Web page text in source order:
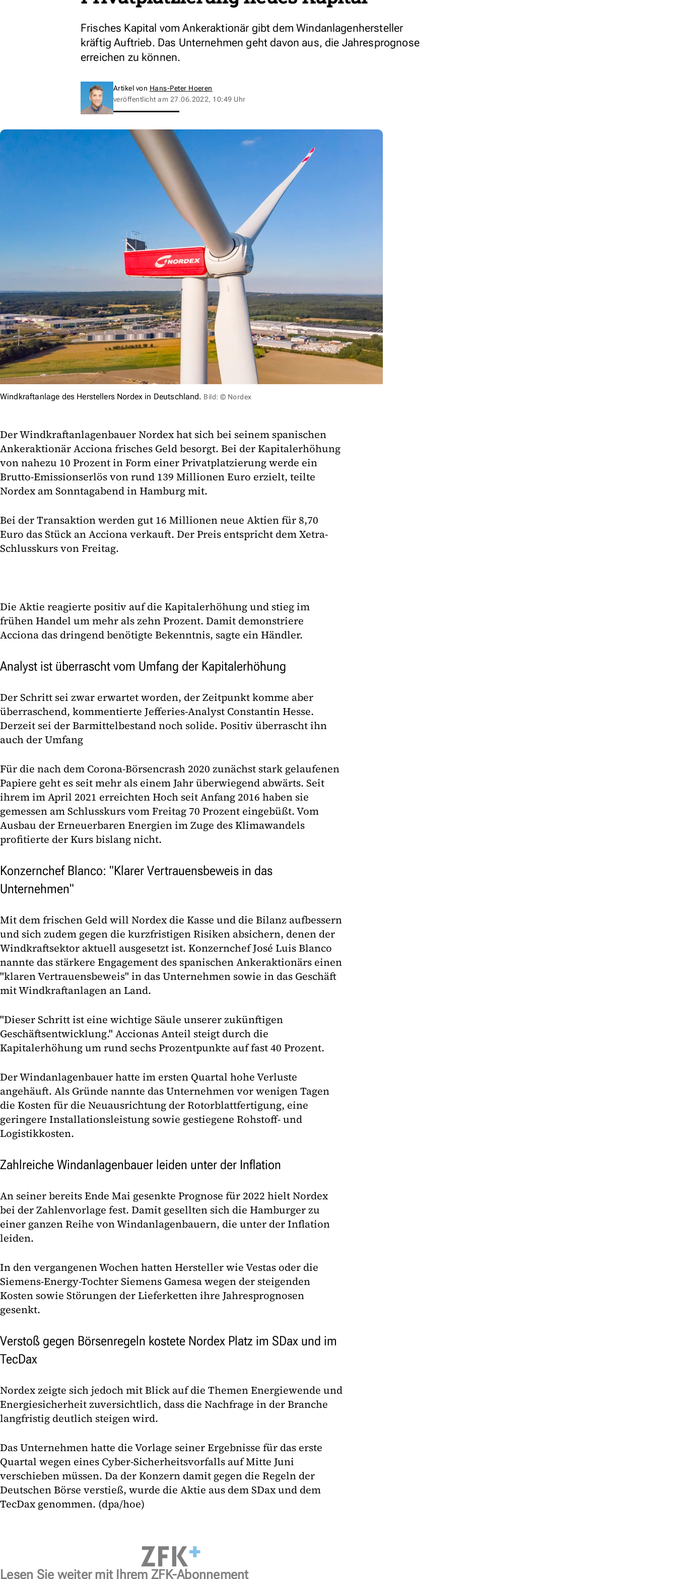
Frisches Kapital vom Ankeraktionär gibt dem Windanlagenhersteller
kräftig Auftrieb. Das Unternehmen geht davon aus, die Jahresprognose
erreichen zu können.
Artikel von Hans-Peter Hoeren
veröffentlicht am 27.06.2022, 10:49 Uhr
Windkraftanlage des Herstellers Nordex in Deutschland. Bild: © Nordex
Der Windkraftanlagenbauer Nordex hat sich bei seinem spanischen
Ankeraktionär Acciona frisches Geld besorgt. Bei der Kapitalerhöhung
von nahezu 10 Prozent in Form einer Privatplatzierung werde ein
Brutto-Emissionserlös von rund 139 Millionen Euro erzielt, teilte
Nordex am Sonntagabend in Hamburg mit.
Bei der Transaktion werden gut 16 Millionen neue Aktien für 8,70
Euro das Stück an Acciona verkauft. Der Preis entspricht dem Xetra-
Schlusskurs von Freitag.
Die Aktie reagierte positiv auf die Kapitalerhöhung und stieg im
frühen Handel um mehr als zehn Prozent. Damit demonstriere
Acciona das dringend benötigte Bekenntnis, sagte ein Händler.
Analyst ist überrascht vom Umfang der Kapitalerhöhung
Der Schritt sei zwar erwartet worden, der Zeitpunkt komme aber
überraschend, kommentierte Jefferies-Analyst Constantin Hesse.
Derzeit sei der Barmittelbestand noch solide. Positiv überrascht ihn
auch der Umfang
Für die nach dem Corona-Börsencrash 2020 zunächst stark gelaufenen
Papiere geht es seit mehr als einem Jahr überwiegend abwärts. Seit
ihrem im April 2021 erreichten Hoch seit Anfang 2016 haben sie
gemessen am Schlusskurs vom Freitag 70 Prozent eingebüßt. Vom
Ausbau der Erneuerbaren Energien im Zuge des Klimawandels
profitierte der Kurs bislang nicht.
Konzernchef Blanco: "Klarer Vertrauensbeweis in das
Unternehmen"
Mit dem frischen Geld will Nordex die Kasse und die Bilanz aufbessern
und sich zudem gegen die kurzfristigen Risiken absichern, denen der
Windkraftsektor aktuell ausgesetzt ist. Konzernchef José Luis Blanco
nannte das stärkere Engagement des spanischen Ankeraktionärs einen
"klaren Vertrauensbeweis" in das Unternehmen sowie in das Geschäft
mit Windkraftanlagen an Land.
"Dieser Schritt ist eine wichtige Säule unserer zukünftigen
Geschäftsentwicklung." Accionas Anteil steigt durch die
Kapitalerhöhung um rund sechs Prozentpunkte auf fast 40 Prozent.
Der Windanlagenbauer hatte im ersten Quartal hohe Verluste
angehäuft. Als Gründe nannte das Unternehmen vor wenigen Tagen
die Kosten für die Neuausrichtung der Rotorblattfertigung, eine
geringere Installationsleistung sowie gestiegene Rohstoff- und
Logistikkosten.
Zahlreiche Windanlagenbauer leiden unter der Inflation
An seiner bereits Ende Mai gesenkte Prognose für 2022 hielt Nordex
bei der Zahlenvorlage fest. Damit gesellten sich die Hamburger zu
einer ganzen Reihe von Windanlagenbauern, die unter der Inflation
leiden.
In den vergangenen Wochen hatten Hersteller wie Vestas oder die
Siemens-Energy-Tochter Siemens Gamesa wegen der steigenden
Kosten sowie Störungen der Lieferketten ihre Jahresprognosen
gesenkt.
Verstoß gegen Börsenregeln kostete Nordex Platz im SDax und im
TecDax
Nordex zeigte sich jedoch mit Blick auf die Themen Energiewende und
Energiesicherheit zuversichtlich, dass die Nachfrage in der Branche
langfristig deutlich steigen wird.
Das Unternehmen hatte die Vorlage seiner Ergebnisse für das erste
Quartal wegen eines Cyber-Sicherheitsvorfalls auf Mitte Juni
verschieben müssen. Da der Konzern damit gegen die Regeln der
Deutschen Börse verstieß, wurde die Aktie aus dem SDax und dem
TecDax genommen. (dpa/hoe)
Lesen Sie weiter mit Ihrem ZFK-Abonnement